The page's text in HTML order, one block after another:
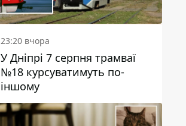
23:20 вчора
У Дніпрі 7 серпня трамваї
№18 курсуватимуть по-
іншому